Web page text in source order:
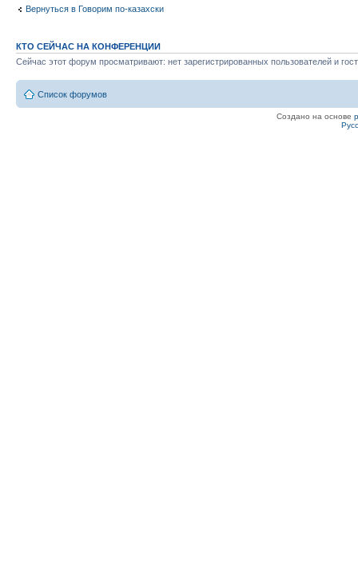
Вернуться в Говорим по-казахски
КТО СЕЙЧАС НА КОНФЕРЕНЦИИ
Сейчас этот форум просматривают: нет зарегистрированных пользователей и
Список форумов
Создано на основе